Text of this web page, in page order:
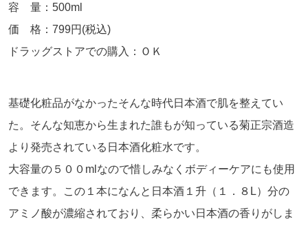
容 量：500ml
価 格：799円(税込)
ドラッグストアでの購入：ＯＫ
基礎化粧品がなかったそんな時代日本酒で肌を整えてい
た。そんな知恵から生まれた誰もが知っている菊正宗酒造
より発売されている日本酒化粧水です。
大容量の５００mlなので惜しみなくボディーケアにも使用
できます。この１本になんと日本酒１升（１．８L）分の
アミノ酸が濃縮されており、柔らかい日本酒の香りがしま